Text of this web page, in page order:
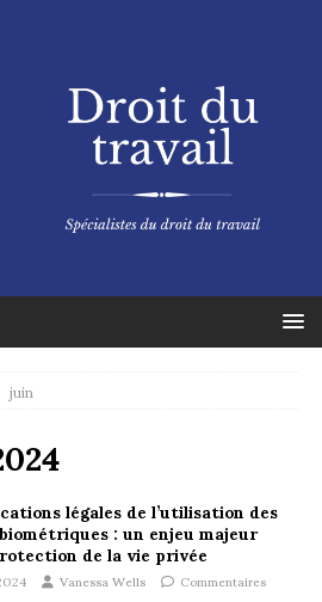
juin
légales de l’utilisation des
: un enjeu majeur
de la vie privée
Vanessa Wells Commentaires